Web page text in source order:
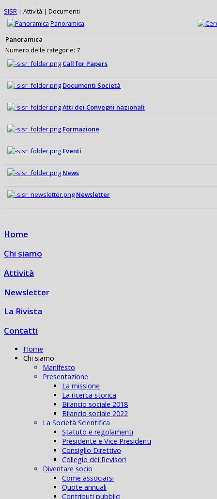
SISR | Attività | Documenti
Panoramica
Panoramica
Numero delle categorie: 7
Call for Papers
Documenti Società
Atti dei Convegni nazionali
Formazione
Eventi
News
Newsletter
Home
Chi siamo
Attività
Newsletter
La Rivista
Contatti
Home
Chi siamo
Manifesto
Presentazione
La missione
La ricerca storica
Bilancio sociale 2018
Bilancio sociale 2022
La Società Scientifica
Statuto e regolamenti
Presidente e Vice Presidenti
Consiglio Direttivo
Collegio dei Revisori
Diventare socio
Come associarsi
Quote annuali
Contributi pubblici